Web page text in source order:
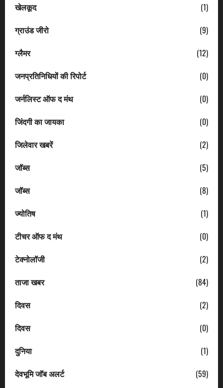
खेलकूद
(1)
ग्राउंड जीरो
(9)
ग्लैमर
(12)
जनप्रतिनिधियों की रिपोर्ट
(0)
जर्नलिस्ट ऑफ द मंथ
(0)
जिंदगी का जायका
(0)
जिलेवार खबरें
(2)
जॉब्स
(5)
जॉब्स
(8)
ज्योतिष
(1)
टीचर ऑफ द मंथ
(0)
टेक्नोलॉजी
(2)
ताजा खबर
(84)
दिवस
(2)
दिवस
(0)
दुनिया
(1)
देवभूमि जॉब अलर्ट
(59)